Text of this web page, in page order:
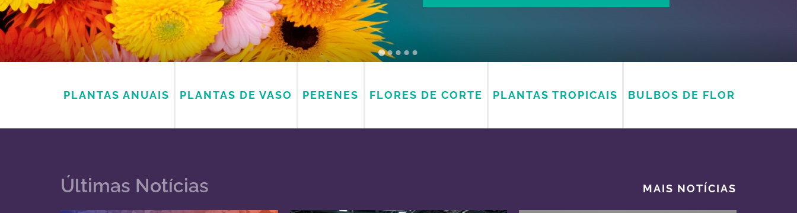
PLANTAS ANUAIS PLANTAS DE VASO PERENES FLORES DE CORTE PLANTAS TROPICAIS BULBOS DE FLOR
Últimas Notícias MAIS NOTÍCIAS